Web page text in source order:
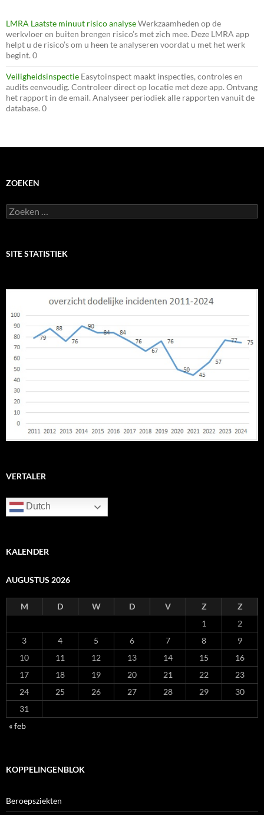
LMRA Laatste minuut risico analyseWerkzaamheden op de
werkvloer en buiten brengen risico’s met zich mee. Deze LMRA app
helpt u de risico’s om u heen te analyseren voordat u met het werk
begint. 0
Veiligheidsinspectie Easytoinspect maakt inspecties, controles en
audits eenvoudig. Controleer direct op locatie met deze app. Ontvang
het rapport in de email. Analyseer periodiek alle rapporten vanuit de
database. 0
ZOEKEN
Zoeken
naar:
SITE STATISTIEK
VERTALER
Dutch
KALENDER
AUGUSTUS 2026
M D W D V Z
Z
1
2
3
4 5 6 7 8
9
10
11 12 13 14 15
16
17
18 19 20 21 22
23
24
25 26 27 28 29
30
31
« feb
KOPPELINGENBLOK
Beroepsziekten